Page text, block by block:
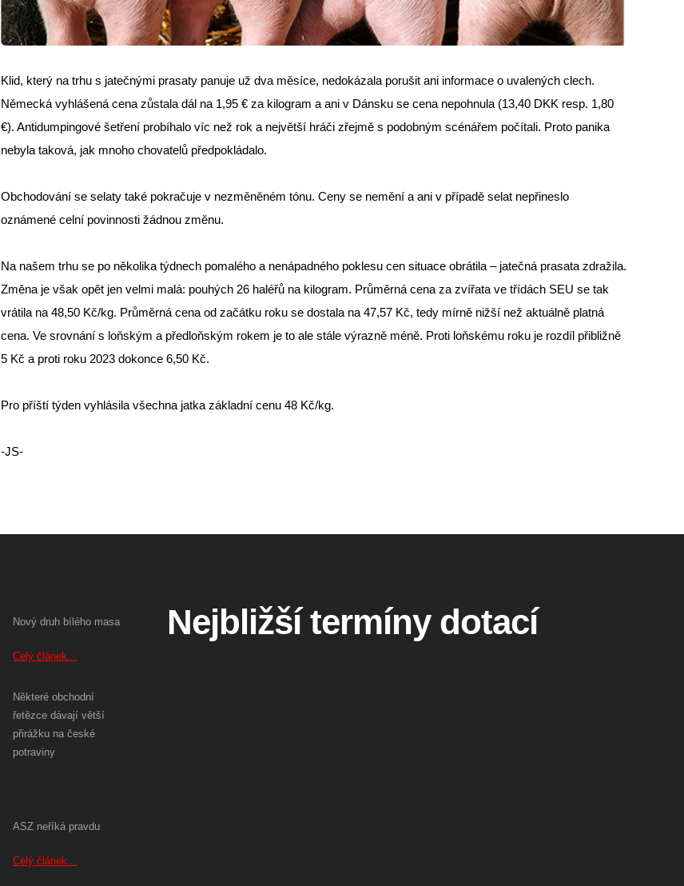
Klid, který na trhu s jatečnými prasaty panuje už dva měsíce, nedokázala porušit ani informace o uvalených clech.
Německá vyhlášená cena zůstala dál na 1,95 € za kilogram a ani v Dánsku se cena nepohnula (13,40 DKK resp. 1,80
€). Antidumpingové šetření probíhalo víc než rok a největší hráči zřejmě s podobným scénářem počítali. Proto panika
nebyla taková, jak mnoho chovatelů předpokládalo.
Obchodování se selaty také pokračuje v nezměněném tónu. Ceny se nemění a ani v případě selat nepřineslo
oznámené celní povinnosti žádnou změnu.
Na našem trhu se po několika týdnech pomalého a nenápadného poklesu cen situace obrátila – jatečná prasata zdražila.
Změna je však opět jen velmi malá: pouhých 26 haléřů na kilogram. Průměrná cena za zvířata ve třídách SEU se tak
vrátila na 48,50 Kč/kg. Průměrná cena od začátku roku se dostala na 47,57 Kč, tedy mírně nižší než aktuálně platná
cena. Ve srovnání s loňským a předloňským rokem je to ale stále výrazně méně. Proti loňskému roku je rozdíl přibližně
5 Kč a proti roku 2023 dokonce 6,50 Kč.
Pro příští týden vyhlásila všechna jatka základní cenu 48 Kč/kg.
-JS-
Nový druh bílého masa
Celý článek...
Některé obchodní
řetězce dávají větší
přirážku na české
potraviny
ASZ neříká pravdu
Celý článek...
Nejbližší termíny dotací